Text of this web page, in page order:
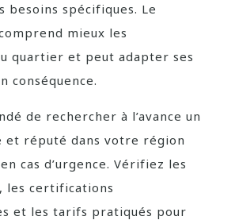
spécifiques. Le
mieux les
quartier et peut adapter ses
conséquence.
de rechercher à l’avance un
réputé dans votre région
cas d’urgence. Vérifiez les
les certifications
et les tarifs pratiqués pour